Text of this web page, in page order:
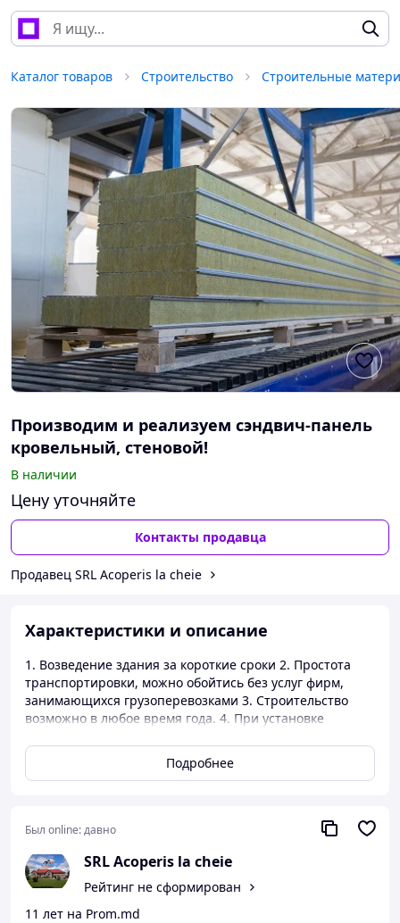
Каталог товаров Строительство Строительные
Производим и реализуем сэндвич-панель
кровельный, стеновой!
В наличии
Цену уточняйте
Контакты продавца
Продавец SRL Acoperis la cheie
Характеристики и описание
1. Возведение здания за короткие сроки 2. Простота
транспортировки, можно обойтись без услуг фирм,
занимающихся грузоперевозками 3. Строительство
возможно в любое время года. 4. При установке
плиты) нет необходимости в дополнительном
укреплении конструкции. 5. Высокие показатели звуко-
гниению, поражению бактериальными грибками;
высоких температур, пожаробезопасен. 7. Стоимость
материала достаточно низкая, если сравнивать с
деревом или кирпичом.
Подробнее
Был online:давно
SRL Acoperis la cheie
Рейтинг не сформирован
11 лет на Prom.md